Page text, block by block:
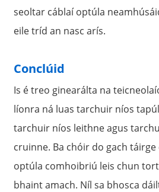
seoltar cáblaí optúla
eile tríd an nasc arís.
Conclúid
Is é treo ginearálta na
líonra ná luas tarchuir níos
tarchuir níos leithne agus
cruinne. Ba chóir do gach
optúla comhoibriú leis chun
bhaint amach. Níl sa bhosca